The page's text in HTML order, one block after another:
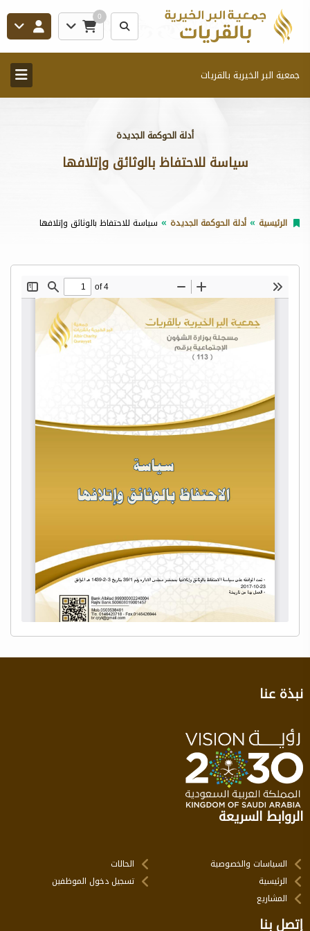
0
جمعية البر الخيرية بالقريات
أدلة الحوكمة الجديدة
سياسة للاحتفاظ بالوثائق وإتلافها
الرئيسية أدلة الحوكمة الجديدة سياسة للاحتفاظ بالوثائق وإتلافها
نبذة عنا
الروابط السريعة
السياسات والخصوصية
الرئيسية
المشاريع
الحالات
تسجيل دخول الموظفين
إتصل بنا